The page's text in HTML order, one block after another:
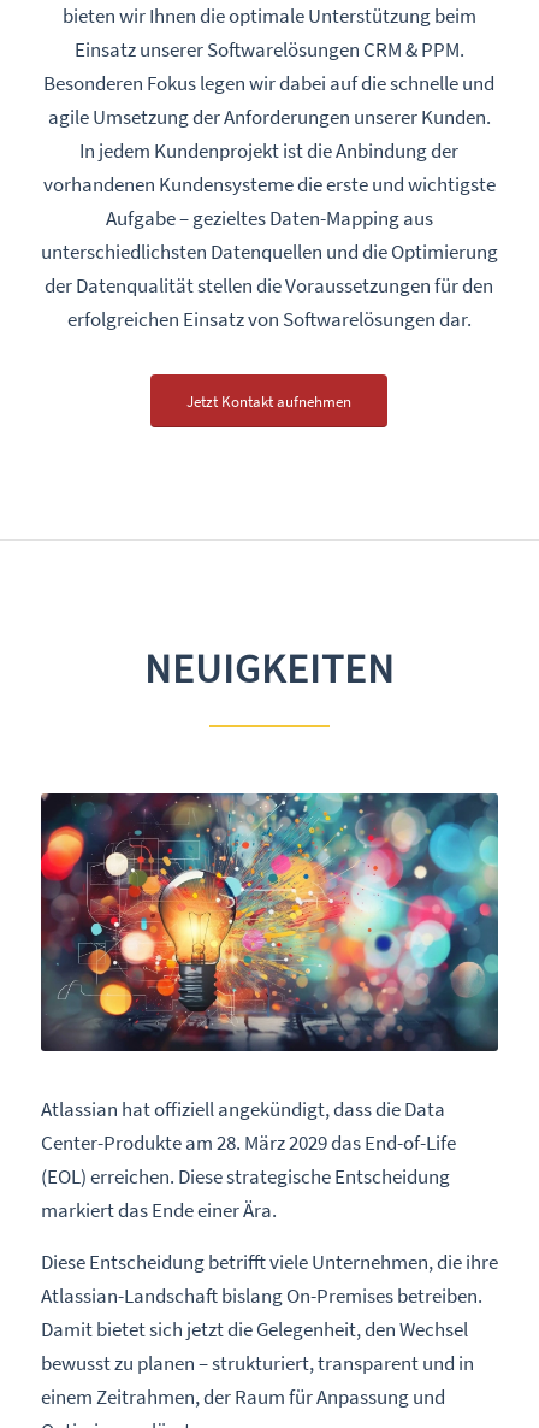
bieten wir Ihnen die optimale Unterstützung beim
Einsatz unserer Softwarelösungen CRM&PPM.
Besonderen Fokus legen wir dabei auf die schnelle und
agile Umsetzung der Anforderungen unserer Kunden.
In jedem Kundenprojekt ist die Anbindung der
vorhandenen Kundensysteme die erste und wichtigste
Aufgabe – gezieltes Daten-Mapping aus
unterschiedlichsten Datenquellen und die Optimierung
der Datenqualität stellen die Voraussetzungen für den
erfolgreichen Einsatz von Softwarelösungen dar.
Jetzt Kontakt aufnehmen
NEUIGKEITEN
Atlassian hat offiziell angekündigt, dass die Data
Center-Produkte am 28. März 2029 das End-of-Life
(EOL) erreichen. Diese strategische Entscheidung
markiert das Ende einer Ära.
Diese Entscheidung betrifft viele Unternehmen, die ihre
Atlassian-Landschaft bislang On-Premises betreiben.
Damit bietet sich jetzt die Gelegenheit, den Wechsel
bewusst zu planen – strukturiert, transparent und in
einem Zeitrahmen, der Raum für Anpassung und